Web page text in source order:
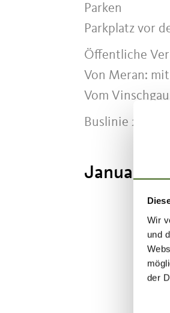
Wir
und
der
Parken
Parkplatz vor
Öffentliche
Von Meran:
Vom
Buslinie 265
Januar -